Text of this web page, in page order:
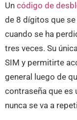
Un código de
de 8 dígitos que
cuando se ha
tres veces. Su
SIM y permitirte
general luego de
contraseña que es
nunca se va a